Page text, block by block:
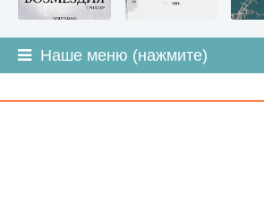
Наше меню (нажмите)